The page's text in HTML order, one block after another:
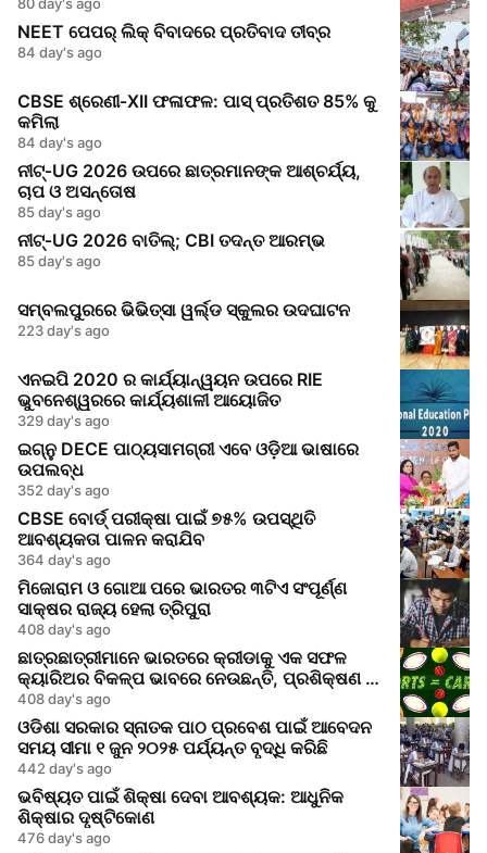
NEET ପେପର୍ ଲିକ୍ ବିବାଦରେ ପ୍ରତିବାଦ ତୀବ୍ର
84 day's ago
CBSE ଶ୍ରେଣୀ‑XII ଫଳାଫଳ: ପାସ୍ ପ୍ରତିଶତ 85% କୁ
କମିଲା
84 day's ago
ନୀଟ୍‑UG 2026 ଉପରେ ଛାତ୍ରମାନଙ୍କ ଆଶ୍ଚର୍ଯ୍ୟ,
ଚାପ ଓ ଅସନ୍ତୋଷ
85 day's ago
ନୀଟ୍‑UG 2026 ବାତିଲ୍; CBI ତଦନ୍ତ ଆରମ୍ଭ
85 day's ago
ସମ୍ବଲପୁରରେ ଭିଭିତ୍ସା ୱର୍ଲ୍ଡ ସ୍କୁଲର ଉଦଘାଟନ
223 day's ago
ଏନଇପି 2020 ର କାର୍ଯ୍ୟାନ୍ୱୟନ ଉପରେ RIE
ଭୁବନେଶ୍ୱରରେ କାର୍ଯ୍ୟଶାଳୀ ଆୟୋଜିତ
329 day's ago
ଇଗ୍ନୁ DECE ପାଠ୍ୟସାମଗ୍ରୀ ଏବେ ଓଡ଼ିଆ ଭାଷାରେ
ଉପଲବ୍ଧ
352 day's ago
CBSE ବୋର୍ଡ୍ ପରୀକ୍ଷା ପାଇଁ ୭୫% ଉପସ୍ଥିତି
ଆବଶ୍ୟକତା ପାଳନ କରାଯିବ
364 day's ago
ମିଜୋରାମ ଓ ଗୋଆ ପରେ ଭାରତର ୩ଟିଏ ସଂପୂର୍ଣ୍ଣ
ସାକ୍ଷର ରାଜ୍ୟ ହେଲା ତ୍ରିପୁରା
408 day's ago
ଛାତ୍ରଛାତ୍ରୀମାନେ ଭାରତରେ କ୍ରୀଡାକୁ ଏକ ସଫଳ
କ୍ୟାରିଅର ବିକଳ୍ପ ଭାବରେ ନେଉଛନ୍ତି, ପ୍ରଶିକ୍ଷଣ ଓ
ସୁଯୋଗ ବୃଦ୍ଧି ପାଇଛି।
408 day's ago
ଓଡିଶା ସରକାର ସ୍ନାତକ ପାଠ ପ୍ରବେଶ ପାଇଁ ଆବେଦନ
ସମୟ ସୀମା ୧ ଜୁନ ୨୦୨୫ ପର୍ଯ୍ୟନ୍ତ ବୃଦ୍ଧି କରିଛି
442 day's ago
ଭବିଷ୍ୟତ ପାଇଁ ଶିକ୍ଷା ଦେବା ଆବଶ୍ୟକ: ଆଧୁନିକ
ଶିକ୍ଷାର ଦୃଷ୍ଟିକୋଣ
476 day's ago